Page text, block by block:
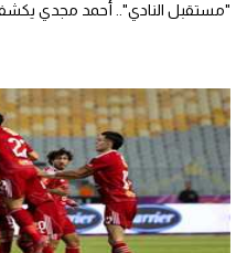
"مستقبل النادي".. أحمد مجدي